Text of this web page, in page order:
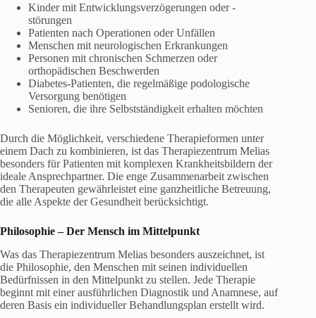
Kinder mit Entwicklungsverzögerungen oder -
störungen
Patienten nach Operationen oder Unfällen
Menschen mit neurologischen Erkrankungen
Personen mit chronischen Schmerzen oder
orthopädischen Beschwerden
Diabetes-Patienten, die regelmäßige podologische
Versorgung benötigen
Senioren, die ihre Selbstständigkeit erhalten möchten
Durch die Möglichkeit, verschiedene Therapieformen unter
einem Dach zu kombinieren, ist das Therapiezentrum Melias
besonders für Patienten mit komplexen Krankheitsbildern der
ideale Ansprechpartner. Die enge Zusammenarbeit zwischen
den Therapeuten gewährleistet eine ganzheitliche Betreuung,
die alle Aspekte der Gesundheit berücksichtigt.
Philosophie – Der Mensch im Mittelpunkt
Was das Therapiezentrum Melias besonders auszeichnet, ist
die Philosophie, den Menschen mit seinen individuellen
Bedürfnissen in den Mittelpunkt zu stellen. Jede Therapie
beginnt mit einer ausführlichen Diagnostik und Anamnese, auf
deren Basis ein individueller Behandlungsplan erstellt wird.